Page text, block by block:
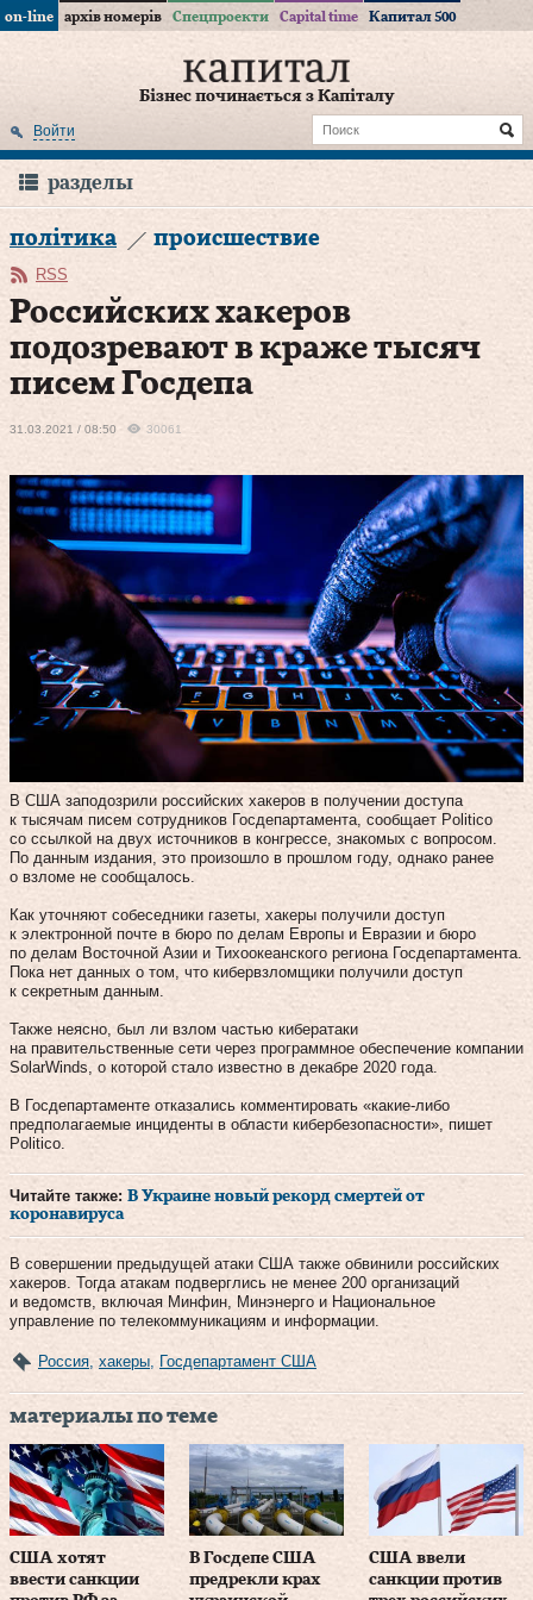
on-line архів номерів Спецпроекти Capital time Капитал 500
Бізнес починається з Капіталу
Войти
разделы
політика происшествие
RSS
Российских хакеров
подозревают в краже тысяч
писем Госдепа
31.03.2021 / 08:50 30061
В США заподозрили российских хакеров в получении доступа
к тысячам писем сотрудников Госдепартамента, сообщает Politico
со ссылкой на двух источников в конгрессе, знакомых с вопросом.
По данным издания, это произошло в прошлом году, однако ранее
о взломе не сообщалось.
Как уточняют собеседники газеты, хакеры получили доступ
к электронной почте в бюро по делам Европы и Евразии и бюро
по делам Восточной Азии и Тихоокеанского региона Госдепартамента.
Пока нет данных о том, что кибервзломщики получили доступ
к секретным данным.
Также неясно, был ли взлом частью кибератаки
на правительственные сети через программное обеспечение компании
SolarWinds, о которой стало известно в декабре 2020 года.
В Госдепартаменте отказались комментировать «какие-либо
предполагаемые инциденты в области кибербезопасности», пишет
Politico.
Читайте также: В Украине новый рекорд смертей от
коронавируса
В совершении предыдущей атаки США также обвинили российских
хакеров. Тогда атакам подверглись не менее 200 организаций
и ведомств, включая Минфин, Минэнерго и Национальное
управление по телекоммуникациям и информации.
Россия хакеры Госдепартамент США
материалы по теме
США хотят
ввести санкции
В Госдепе США
предрекли крах
США ввели
санкции против